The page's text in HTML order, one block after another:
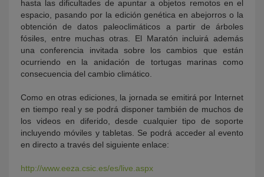
hasta las dificultades de apuntar a objetos remotos en el
espacio, pasando por la edición genética en abejorros o la
obtención de datos paleoclimáticos a partir de árboles
fósiles, entre muchas otras. El Maratón incluirá además
una conferencia invitada sobre los cambios que están
ocurriendo en la anidación de tortugas marinas como
consecuencia del cambio climático.
Como en otras ediciones, la jornada se emitirá por Internet
en tiempo real y se podrá disponer también de muchos de
los videos en diferido, desde cualquier tipo de soporte
incluyendo móviles y tabletas. Se podrá acceder al evento
en directo a través del siguiente enlace:
http://www.eeza.csic.es/es/live.aspx